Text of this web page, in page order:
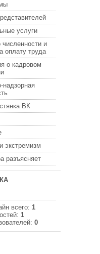
услуги
и
оплату труда
о кадровом
надзорная
ВК
экстремизм
разъясняет
всего: 1
1
0